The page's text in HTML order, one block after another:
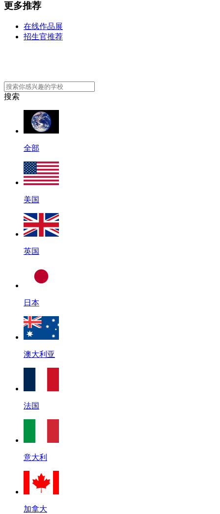
更多推荐
在线作品展
招生官推荐
搜索
全部
美国
英国
日本
澳大利亚
法国
意大利
加拿大